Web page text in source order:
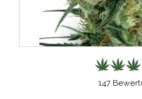
147